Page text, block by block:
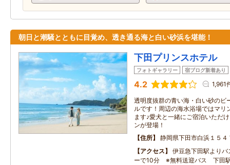
朝日と潮騒とともに目覚め、透き通る海と白い砂浜を堪能！
下田プリンスホテル
フォトギャラリー 宿ブログ新着あり
4.2 1,961
透明度抜群の青い海・白い砂のビ
ルです！周辺の海水浴場ではマリ
ます♪愛犬と一緒にご宿泊いただ
ンが登場！
住所
静岡県下田市白浜１５４
アクセス
伊豆急下田駅より
ーで10分 ※無料送迎バス 下田